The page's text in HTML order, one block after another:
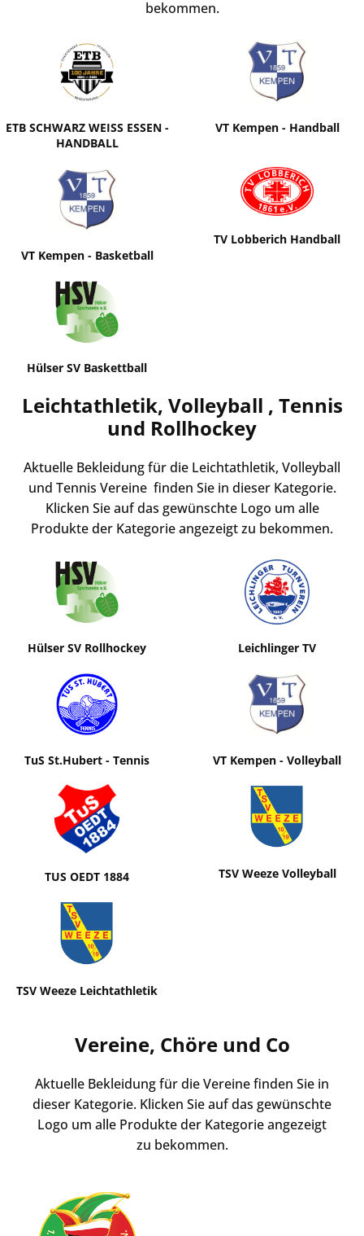
bekommen.
ETB SCHWARZ WEISS ESSEN -
HANDBALL
VT Kempen - Handball
VT Kempen - Basketball
TV Lobberich Handball
Hülser SV Baskettball
Leichtathletik, Volleyball , Tennis
und Rollhockey
Aktuelle Bekleidung für die Leichtathletik, Volleyball
und Tennis Vereine finden Sie in dieser Kategorie.
Klicken Sie auf das gewünschte Logo um alle
Produkte der Kategorie angezeigt zu bekommen.
Hülser SV Rollhockey Leichlinger TV
TuS St.Hubert - Tennis VT Kempen - Volleyball
TUS OEDT 1884 TSV Weeze Volleyball
TSV Weeze Leichtathletik
Vereine, Chöre und Co
Aktuelle Bekleidung für die Vereine finden Sie in
dieser Kategorie. Klicken Sie auf das gewünschte
Logo um alle Produkte der Kategorie angezeigt
zu bekommen.